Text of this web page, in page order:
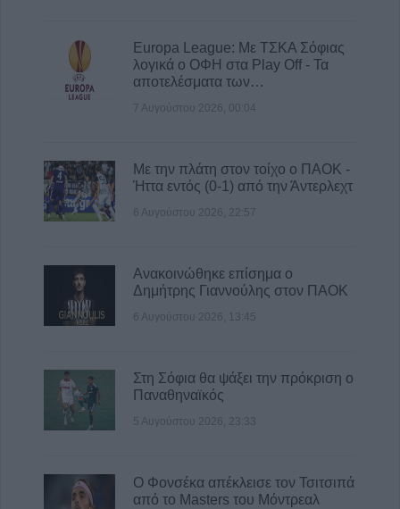
Europa League: Με ΤΣΚΑ Σόφιας
λογικά ο ΟΦΗ στα Play Off - Τα
αποτελέσματα των…
7 Αυγούστου 2026, 00:04
Με την πλάτη στον τοίχο ο ΠΑΟΚ -
Ήττα εντός (0-1) από την Άντερλεχτ
6 Αυγούστου 2026, 22:57
Ανακοινώθηκε επίσημα ο
Δημήτρης Γιαννούλης στον ΠΑΟΚ
6 Αυγούστου 2026, 13:45
Στη Σόφια θα ψάξει την πρόκριση ο
Παναθηναϊκός
5 Αυγούστου 2026, 23:33
Ο Φονσέκα απέκλεισε τον Τσιτσιπά
από το Masters του Μόντρεαλ